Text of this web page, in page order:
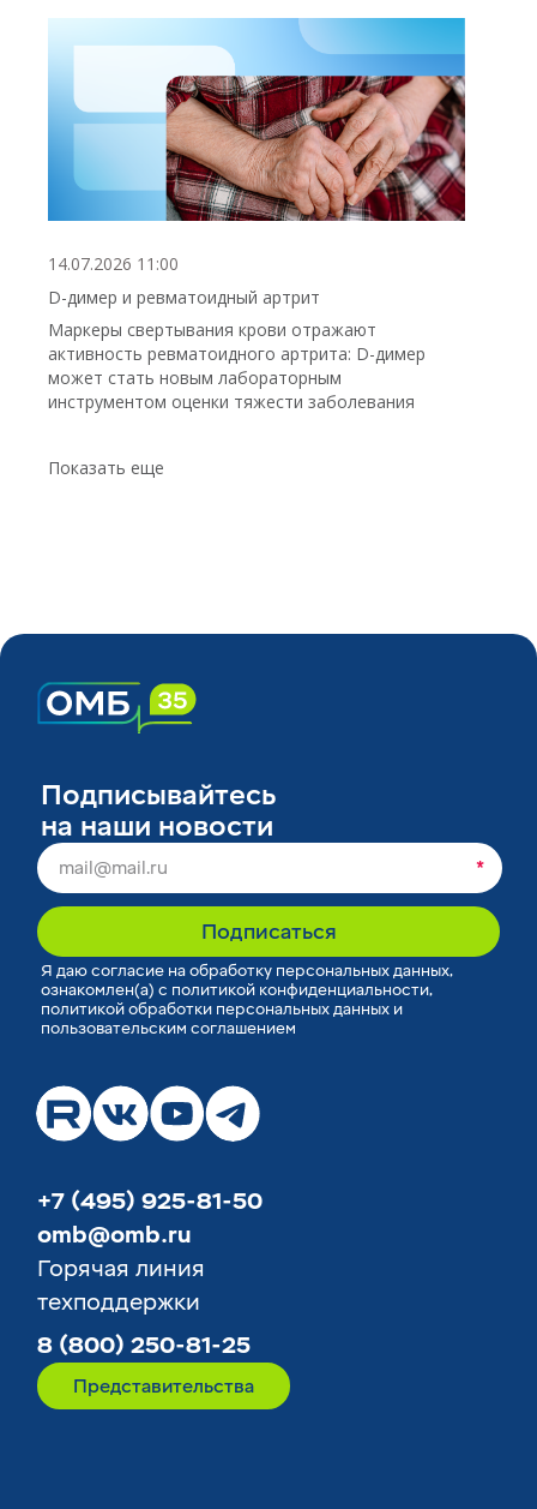
14.07.2026 11:00
D-димер и ревматоидный артрит
Маркеры свертывания крови отражают
активность ревматоидного артрита: D-димер
может стать новым лабораторным
инструментом оценки тяжести заболевания
Показать еще
Подписывайтесь
на наши новости
*
Подписаться
Я даю согласие на обработку персональных данных,
ознакомлен(а) с политикой конфиденциальности,
политикой обработки персональных данных и
пользовательским соглашением
+7 (495) 925-81-50
omb@omb.ru
Горячая линия
техподдержки
8 (800) 250-81-25
Представительства